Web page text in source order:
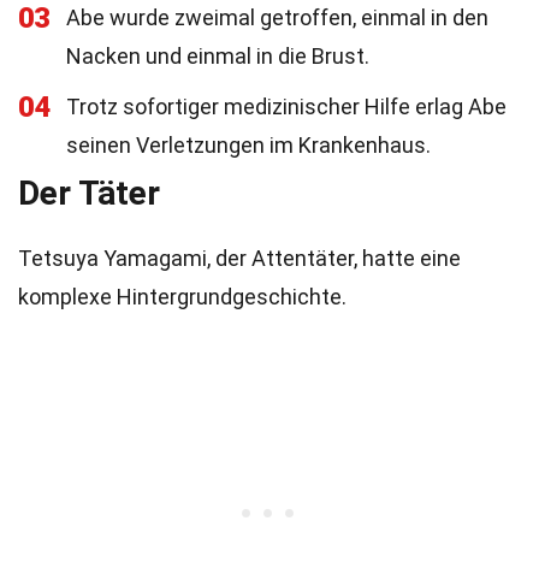
03
Abe wurde zweimal getroffen, einmal in den
Nacken und einmal in die Brust.
04
Trotz sofortiger medizinischer Hilfe erlag Abe
seinen Verletzungen im Krankenhaus.
Der Täter
Tetsuya Yamagami, der Attentäter, hatte eine
komplexe Hintergrundgeschichte.